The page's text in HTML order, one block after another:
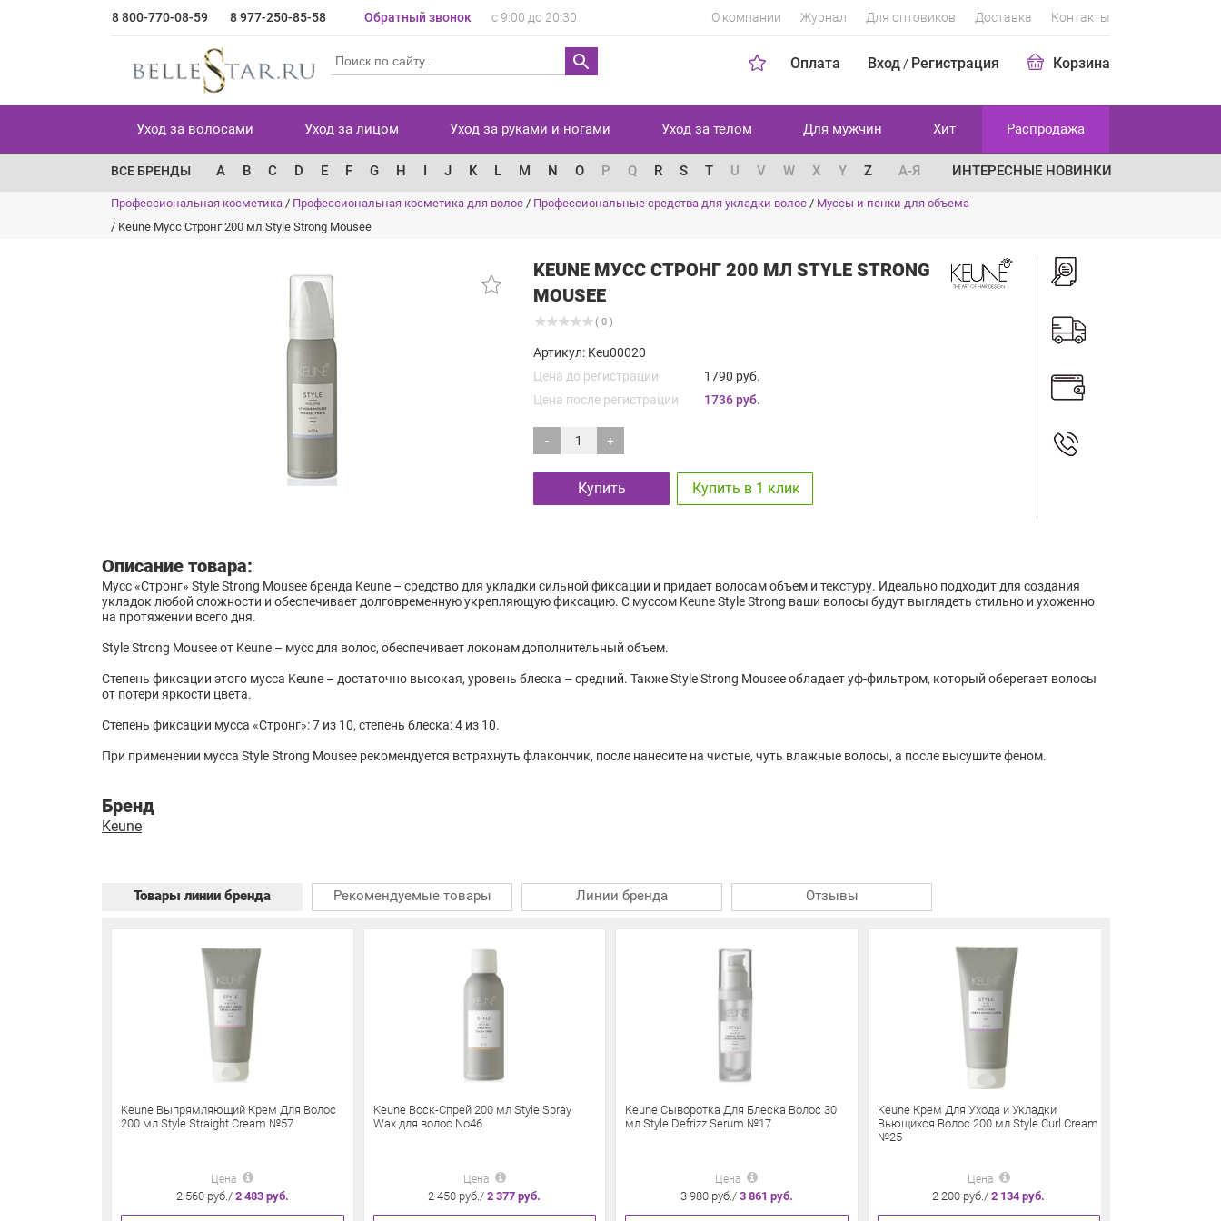
8 800-770-08-59 8 977-250-85-58 Обратный звонок с 9:00 до 20:30 О компании Журнал Для оптовиков Доставка Контакты
Оплата Вход / Регистрация Корзина
Уход за волосами Уход за лицом Уход за руками и ногами Уход за телом Для мужчин Хит Распродажа
ВСЕ БРЕНДЫ A B C D E F G H I J K L M N O P Q R S T U V W X Y Z А-Я ИНТЕРЕСНЫЕ НОВИНКИ
Профессиональная косметика / Профессиональная косметика для волос / Профессиональные средства для укладки волос / Муссы и пенки для объема
/ Keune Мусс Стронг 200 мл Style Strong Mousee
KEUNE МУСС СТРОНГ 200 МЛ STYLE STRONG
MOUSEE
( 0 )
Артикул: Keu00020
Цена до регистрации
1790 руб.
Цена после регистрации
1736 руб.
- +
Купить Купить в 1 клик
Описание товара:
Мусс «Стронг» Style Strong Mousee бренда Keune – средство для укладки сильной фиксации и придает волосам объем и текстуру. Идеально подходит для создания
укладок любой сложности и обеспечивает долговременную укрепляющую фиксацию. С муссом Keune Style Strong ваши волосы будут выглядеть стильно и ухоженно
на протяжении всего дня.
Style Strong Mousee от Keune – мусс для волос, обеспечивает локонам дополнительный объем.
Степень фиксации этого мусса Keune – достаточно высокая, уровень блеска – средний. Также Style Strong Mousee обладает уф-фильтром, который оберегает волосы
от потери яркости цвета.
Степень фиксации мусса «Стронг»: 7 из 10, степень блеска: 4 из 10.
При применении мусса Style Strong Mousee рекомендуется встряхнуть флакончик, после нанесите на чистые, чуть влажные волосы, а после высушите феном.
Бренд
Keune
Товары линии бренда Рекомендуемые товары Линии бренда Отзывы
Keune Выпрямляющий Крем Для Волос
200 мл Style Straight Cream №57
Цена
2 560 руб./ 2 483 руб.
Keune Воск-Спрей 200 мл Style Spray
Wax для волос No46
Цена
2 450 руб./2 377 руб.
Keune Сыворотка Для Блеска Волос 30
мл Style Defrizz Serum №17
Цена
3 980 руб./ 3 861 руб.
Keune Крем Для Ухода и Укладки
Вьющихся Волос 200 мл Style Curl Cream
№25
Цена
2 200 руб./2 134 руб.